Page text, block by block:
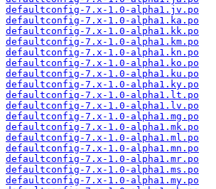
defaultconfig-7.x-1.0-alpha1.jv.po
defaultconfig-7.x-1.0-alpha1.ka.po
defaultconfig-7.x-1.0-alpha1.kk.po
defaultconfig-7.x-1.0-alpha1.km.po
defaultconfig-7.x-1.0-alpha1.kn.po
defaultconfig-7.x-1.0-alpha1.ko.po
defaultconfig-7.x-1.0-alpha1.ku.po
defaultconfig-7.x-1.0-alpha1.ky.po
defaultconfig-7.x-1.0-alpha1.lt.po
defaultconfig-7.x-1.0-alpha1.lv.po
defaultconfig-7.x-1.0-alpha1.mg.po
defaultconfig-7.x-1.0-alpha1.mk.po
defaultconfig-7.x-1.0-alpha1.ml.po
defaultconfig-7.x-1.0-alpha1.mn.po
defaultconfig-7.x-1.0-alpha1.mr.po
defaultconfig-7.x-1.0-alpha1.ms.po
defaultconfig-7.x-1.0-alpha1.my.po